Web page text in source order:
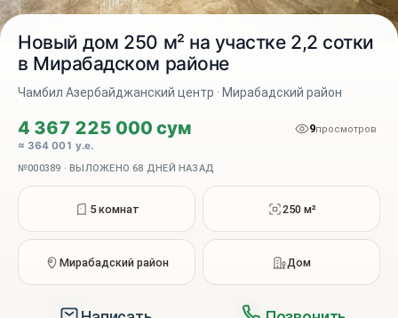
Новый дом 250 м² на участке 2,2 сотки
в Мирабадском районе
Чамбил Азербайджанский центр · Мирабадский район
4 367 225 000 сум
≈ 364 001 у.е.
9просмотров
№000389 · ВЫЛОЖЕНО 68 ДНЕЙ НАЗАД
5 комнат 250 м²
Мирабадский район Дом